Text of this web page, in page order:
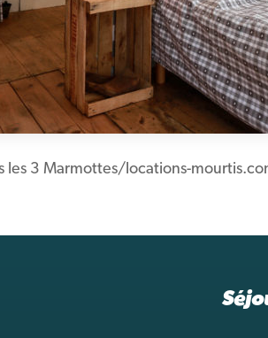
les 3 Marmottes/locations-